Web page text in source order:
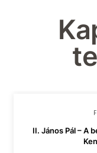
II. János Pál – A